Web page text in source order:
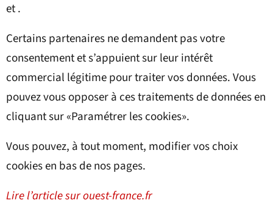
et .
Certains partenaires ne demandent pas votre
consentement et s’appuient sur leur intérêt
commercial légitime pour traiter vos données. Vous
pouvez vous opposer à ces traitements de données en
cliquant sur «Paramétrer les cookies».
Vous pouvez, à tout moment, modifier vos choix
cookies en bas de nos pages.
Lire l’article sur ouest-france.fr